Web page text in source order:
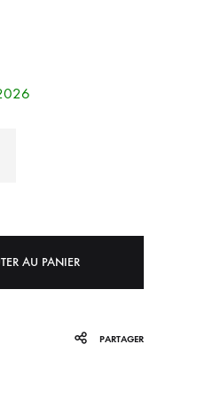
AU PANIER
PARTAGER